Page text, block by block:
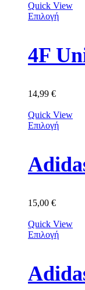
Quick View
Επιλογή
4F
14,99 €
Quick View
Επιλογή
15,00 €
Quick View
Επιλογή